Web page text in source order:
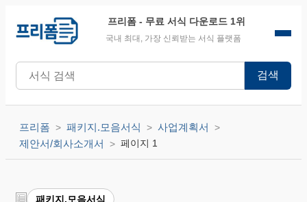
프리폼 - 무료 서식 다운로드 1위
국내 최대, 가장 신뢰받는 서식 플랫폼
검색
프리폼 패키지.모음서식
사업계획서
제안서/회사소개서
페이지 1
패키지.모음서식